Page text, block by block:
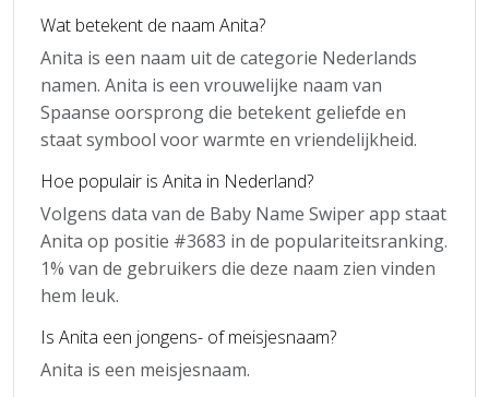
Wat betekent de naam Anita?
Anita is een naam uit de categorie Nederlands
namen. Anita is een vrouwelijke naam van
Spaanse oorsprong die betekent geliefde en
staat symbool voor warmte en vriendelijkheid.
Hoe populair is Anita in Nederland?
Volgens data van de Baby Name Swiper app staat
Anita op positie #3683 in de populariteitsranking.
1% van de gebruikers die deze naam zien vinden
hem leuk.
Is Anita een jongens- of meisjesnaam?
Anita is een meisjesnaam.